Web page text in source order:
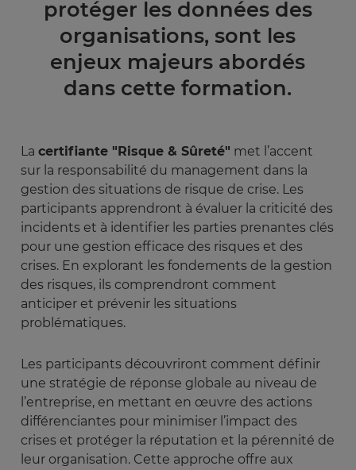
protéger les données des
organisations, sont les
enjeux majeurs abordés
dans cette formation.
La certifiante "Risque & Sûreté" met l’accent
sur la responsabilité du management dans la
gestion des situations de risque de crise. Les
participants apprendront à évaluer la criticité des
incidents et à identifier les parties prenantes clés
pour une gestion efficace des risques et des
crises. En explorant les fondements de la gestion
des risques, ils comprendront comment
anticiper et prévenir les situations
problématiques.
Les participants découvriront comment définir
une stratégie de réponse globale au niveau de
l’entreprise, en mettant en œuvre des actions
différenciantes pour minimiser l’impact des
crises et protéger la réputation et la pérennité de
leur organisation. Cette approche offre aux